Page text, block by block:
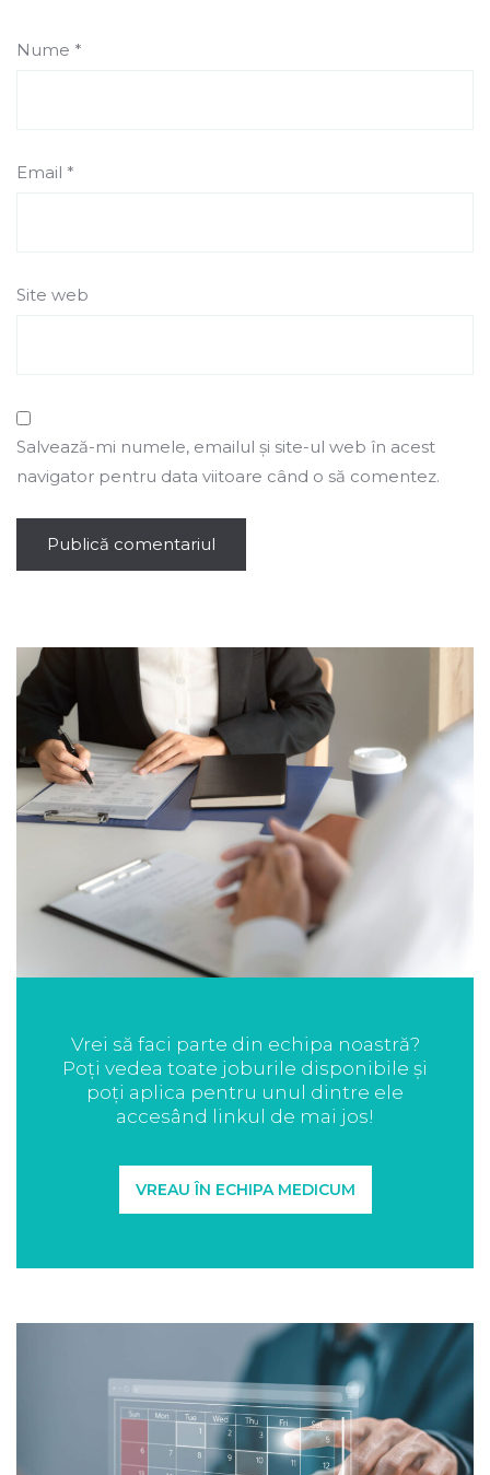
Nume *
Email *
Site web
Salvează-mi numele, emailul și site-ul web în acest
navigator pentru data viitoare când o să comentez.
Vrei să faci parte din echipa noastră?
Poți vedea toate joburile disponibile și
poți aplica pentru unul dintre ele
accesând linkul de mai jos!
VREAU ÎN ECHIPA MEDICUM